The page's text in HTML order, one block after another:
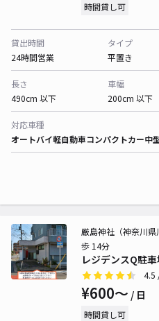
時間貸し可
貸出時間
24時間営業
タイプ
平置き
長さ
490cm 以下
車幅
200cm 以下
対応車種
オートバイ軽自動車コンパクトカー中
レジデンスQ駐
厳島神社（神奈川
歩 14分
4.5
¥600〜 / 日
時間貸し可